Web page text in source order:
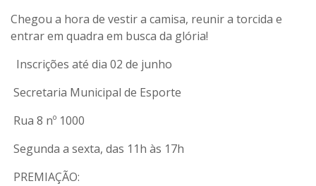
Chegou a hora de vestir a camisa, reunir a torcida e
entrar em quadra em busca da glória!
Inscrições até dia 02 de junho
Secretaria Municipal de Esporte
Rua 8 nº 1000
Segunda a sexta, das 11h às 17h
PREMIAÇÃO: